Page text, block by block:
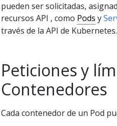
pueden ser solicitadas,
recursos API , como Pods y
través de la API de Kubernetes.
Peticiones y
Contenedores
Cada contenedor de un Pod